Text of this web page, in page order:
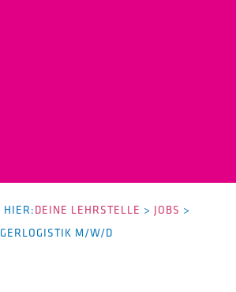
HIER:DEINE LEHRSTELLE > JOBS >
M/W/D